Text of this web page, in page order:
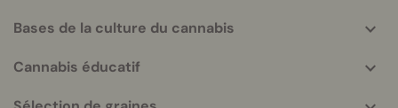
Bases de la culture du cannabis
Cannabis éducatif